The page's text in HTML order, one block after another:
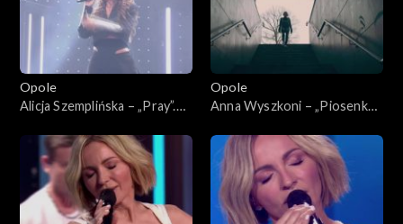
Opole
Alicja Szemplińska – „Pray”.
Opole
Anna Wyszkoni – „Piosenka
63. KFPP: Koncert „Debiuty”